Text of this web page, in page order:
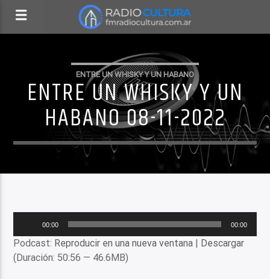
ENTRE UN WHISKY Y UN HABANO
ENTRE UN WHISKY Y UN
HABANO 08-11-2022
audio
00:00 00:00
Podcast: Reproducir en una nueva ventana | Descargar
(Duración: 50:56 — 46.6MB)